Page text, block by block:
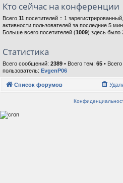
Кто сейчас на конференции
Всего 11 посетителей :: 1
активности пользователей за последние 5
Больше всего посетителей (1009) здесь было
Статистика
Всего сообщений: 2389 • Всего тем: 65 •
пользователь: EvgenP06
Список форумов